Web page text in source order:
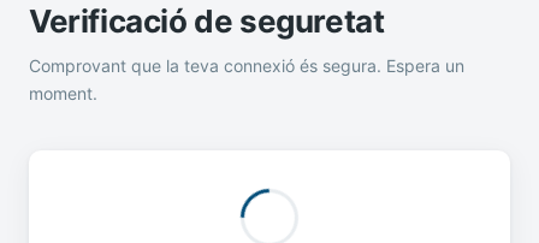
Verificació de seguretat
Comprovant que la teva connexió és segura. Espera un
moment.